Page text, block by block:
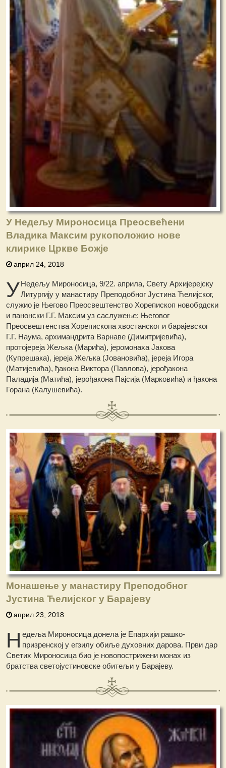
У Недељу Мироносица Преосвећени
Владика Максим рукоположио нове
клирике Цркве Божје
април 24, 2018
УНедељу Мироносица, 9/22. априла, Свету Архијерејску
Литургију у манастиру Преподобног Јустина Ћелијског,
служио је Његово Преосвештенство Хорепископ новобрдски
и панонски Г.Г. Максим уз саслужење: Његовог
Преосвештенства Хорепископа хвостанског и барајевског
Г.Г. Наума, архимандрита Варнаве (Димитријевића),
протојереја Жељка (Марића), јеромонаха Јакова
(Купрешака), јереја Жељка (Јовановића), јереја Игора
(Матијевића), ђакона Виктора (Павлова), јерођакона
Паладија (Матића), јерођакона Пајсија (Марковића) и ђакона
Горана (Калушевића).
Монашење у манастиру Преподобног
Јустина Ћелијског у Барајеву
април 23, 2018
Н едеља Мироносица донела је Епархији рашко-
призренској у егзилу обиље духовних дарова. Први дар
Светих Мироносица био је новопострижени монах из
братства светојустиновске обитељи у Барајеву.